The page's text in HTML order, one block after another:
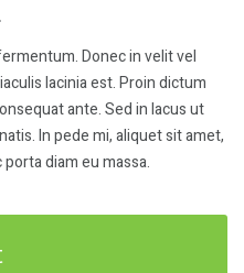
Donec in velit vel
lacinia est. Proin dictum
ante. Sed in lacus ut
In pede mi, aliquet sit amet,
diam eu massa.